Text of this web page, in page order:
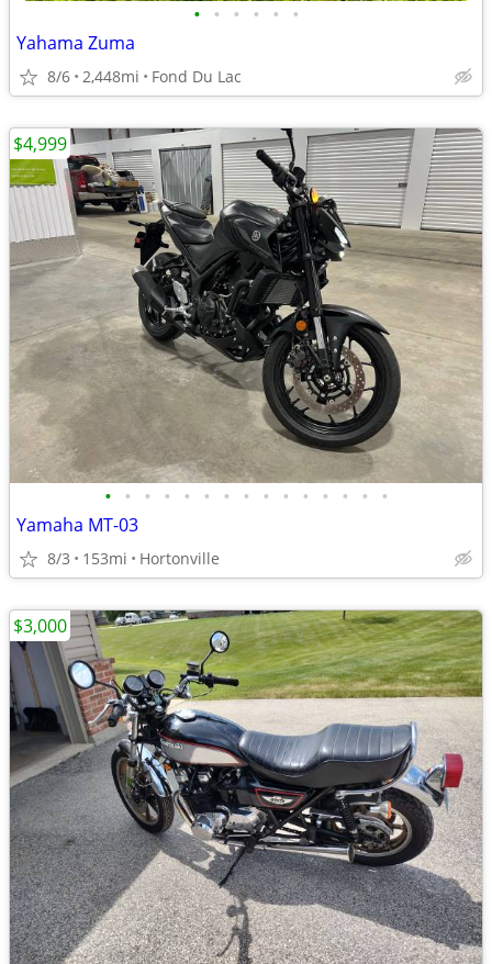
• • • • • •
Yahama Zuma
8/6 2,448mi Fond Du Lac
• • • • • • • • • • • • • • •
Yamaha MT-03
8/3 153mi Hortonville
$4,999
$3,000